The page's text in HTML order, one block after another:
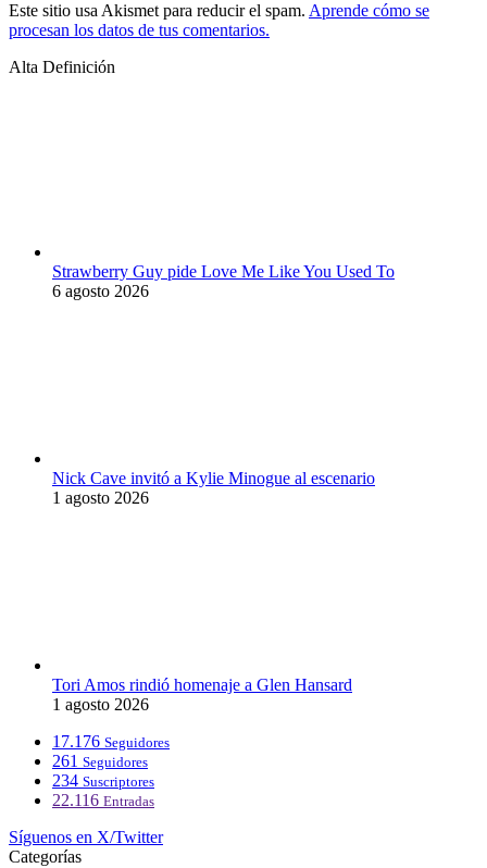
Este sitio usa Akismet para reducir el spam. Aprende cómo se
procesan los datos de tus comentarios.
Alta Definición
Strawberry Guy pide Love Me Like You Used To
6 agosto 2026
Nick Cave invitó a Kylie Minogue al escenario
1 agosto 2026
Tori Amos rindió homenaje a Glen Hansard
1 agosto 2026
17.176 Seguidores
261 Seguidores
234 Suscriptores
22.116 Entradas
Síguenos en X/Twitter
Categorías